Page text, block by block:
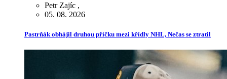
Petr Zajíc ,
05. 08. 2026
Pastrňák obhájil druhou příčku mezi křídly NHL, Nečas se ztratil